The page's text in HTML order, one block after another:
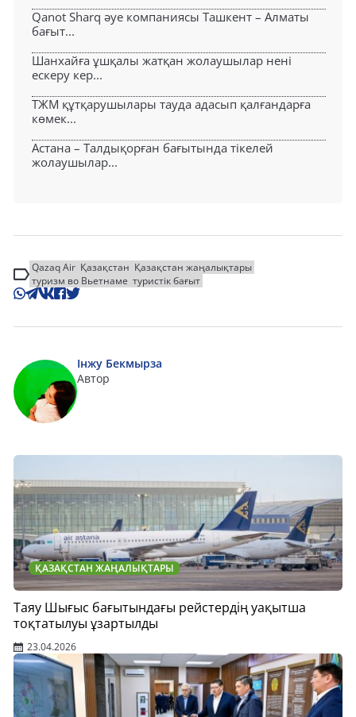
Qanot Sharq әуе компаниясы Ташкент – Алматы
бағыт...
Шанхайға ұшқалы жатқан жолаушылар нені
ескеру кер...
ТЖМ құтқарушылары тауда адасып қалғандарға
көмек...
Астана – Талдықорған бағытында тікелей
жолаушылар...
Qazaq Air Қазақстан Қазақстан жаңалықтары
туризм во Вьетнаме туристік бағыт
Інжу Бекмырза
Автор
ҚАЗАҚСТАН ЖАҢАЛЫҚТАРЫ
Таяу Шығыс бағытындағы рейстердің уақытша
тоқтатылуы ұзартылды
23.04.2026